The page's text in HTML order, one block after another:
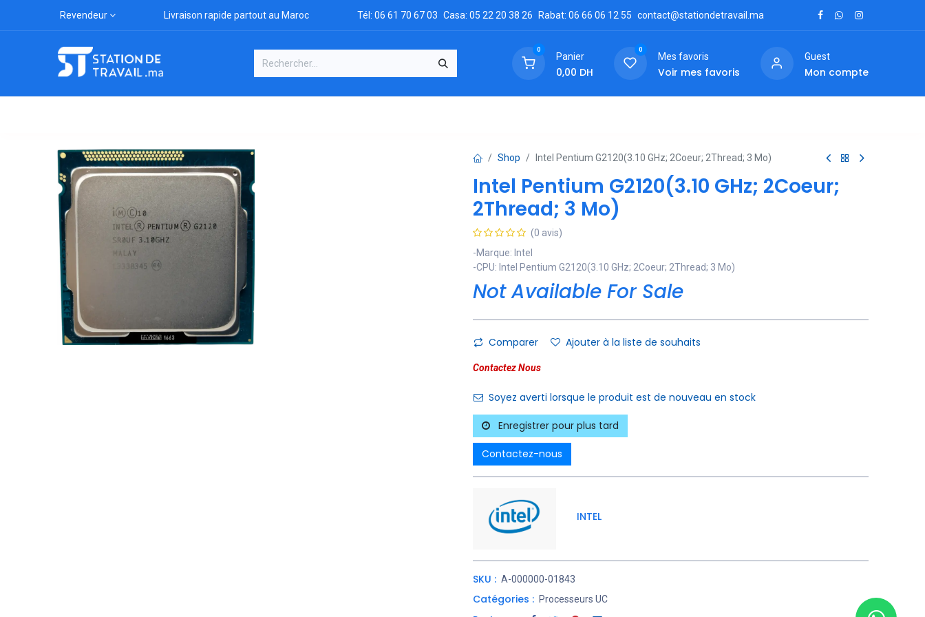
Revendeur Livraison rapide partout au Maroc Tél: 06 61 70 67 03 Casa: 05 22 20 38 26 Rabat: 06 66 06 12 55 contact@stationdetravail.ma
0
Panier
0,00 DH
0
Mes favoris
Voir mes favoris
Guest
Mon compte
Shop Intel Pentium G2120(3.10 GHz; 2Coeur; 2Thread; 3 Mo)
Intel Pentium G2120(3.10 GHz; 2Coeur;
2Thread; 3 Mo)
(0 avis)
-Marque: Intel
-CPU: Intel Pentium G2120(3.10 GHz; 2Coeur; 2Thread; 3 Mo)
Not Available For Sale
Comparer Ajouter à la liste de souhaits
Contactez Nous
Soyez averti lorsque le produit est de nouveau en stock
Enregistrer pour plus tard
Contactez-nous
INTEL
SKU : A-000000-01843
Catégories : Processeurs UC